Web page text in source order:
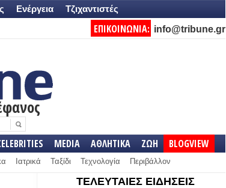
Ενέργεια Τζιχαντιστές
ΕΠΙΚΟΙΝΩΝΙΑ: info@tribune.gr
MEDIA ΑΘΛΗΤΙΚΑ ΖΩΗ BLOGVIEW
Ιατρικά Ταξίδι Τεχνολογία Περιβάλλον
ΤΕΛΕΥΤΑΙΕΣ ΕΙΔΗΣΕΙΣ